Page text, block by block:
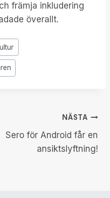
främja inkludering
överallt.
NÄSTA
Sero för Android får en
ansiktslyftning!